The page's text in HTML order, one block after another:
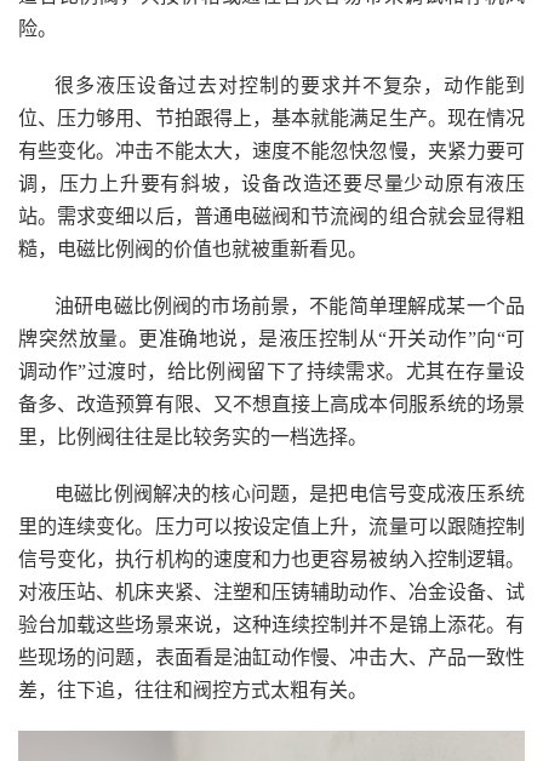
险。
很多液压设备过去对控制的要求并不复杂，动作能到
位、压力够用、节拍跟得上，基本就能满足生产。现在情况
有些变化。冲击不能太大，速度不能忽快忽慢，夹紧力要可
调，压力上升要有斜坡，设备改造还要尽量少动原有液压
站。需求变细以后，普通电磁阀和节流阀的组合就会显得粗
糙，电磁比例阀的价值也就被重新看见。
油研电磁比例阀的市场前景，不能简单理解成某一个品
牌突然放量。更准确地说，是液压控制从“开关动作”向“可
调动作”过渡时，给比例阀留下了持续需求。尤其在存量设
备多、改造预算有限、又不想直接上高成本伺服系统的场景
里，比例阀往往是比较务实的一档选择。
电磁比例阀解决的核心问题，是把电信号变成液压系统
里的连续变化。压力可以按设定值上升，流量可以跟随控制
信号变化，执行机构的速度和力也更容易被纳入控制逻辑。
对液压站、机床夹紧、注塑和压铸辅助动作、冶金设备、试
验台加载这些场景来说，这种连续控制并不是锦上添花。有
些现场的问题，表面看是油缸动作慢、冲击大、产品一致性
差，往下追，往往和阀控方式太粗有关。